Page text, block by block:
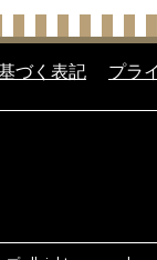
づく表記 プラ